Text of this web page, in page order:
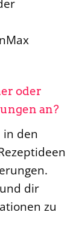
oder
an?
in den
dir
zu